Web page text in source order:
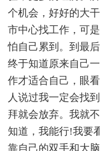
个机会，好好的大
市中心找工作，可
怕自己累到。到最
终于知道原来自己
作才适合自己，眼
人说过我一定会找
拜就会放弃。我就
知道，我能行!我要
靠自己的双手和大